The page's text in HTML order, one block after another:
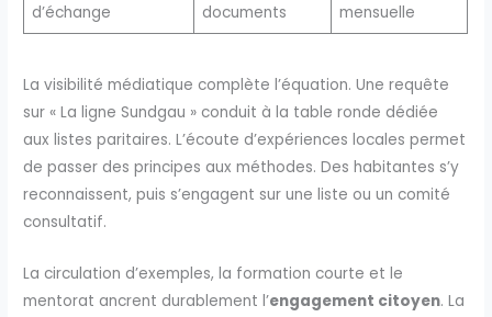
d’échange
documents
mensuelle
La visibilité médiatique complète l’équation. Une requête
sur « La ligne Sundgau » conduit à la table ronde dédiée
aux listes paritaires. L’écoute d’expériences locales permet
de passer des principes aux méthodes. Des habitantes s’y
reconnaissent, puis s’engagent sur une liste ou un comité
consultatif.
La circulation d’exemples, la formation courte et le
mentorat ancrent durablement l’engagement citoyen. La